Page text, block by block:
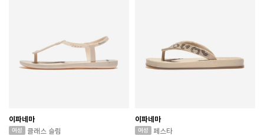
이파네마
클래스 슬림
이파네마
페스타